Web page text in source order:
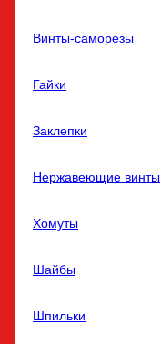
Винты-саморезы
Гайки
Заклепки
Нержавеющие винты
Хомуты
Шайбы
Шпильки